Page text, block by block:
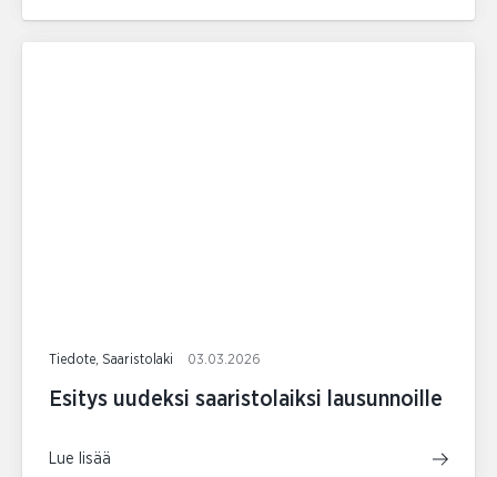
Tiedote, Saaristolaki 03.03.2026
Esitys uudeksi saaristolaiksi lausunnoille
Lue lisää